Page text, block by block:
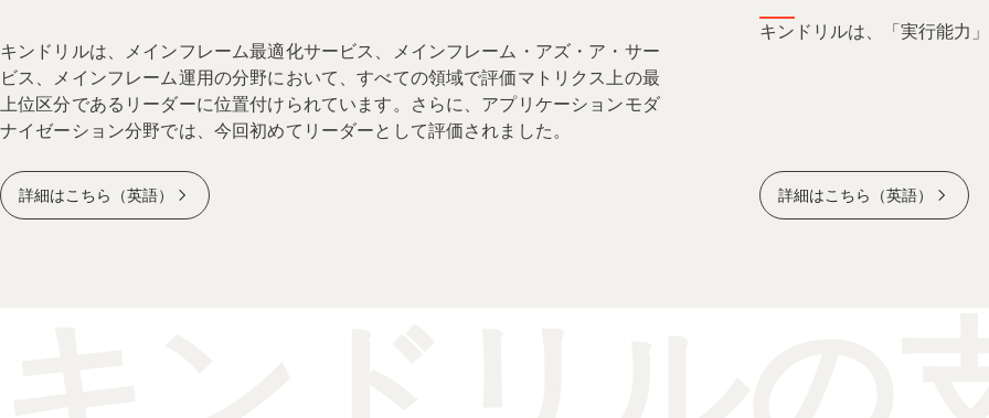
キンドリルは、メインフレーム最適化サービス、メインフレーム・アズ・ア・サー
ビス、メインフレーム運用の分野において、すべての領域で評価マトリクス上の最
上位区分であるリーダーに位置付けられています。さらに、アプリケーションモダ
ナイゼーション分野では、今回初めてリーダーとして評価されました。
詳細はこちら（英語）
キンドリルは、「実行能力
詳細はこちら（英語）